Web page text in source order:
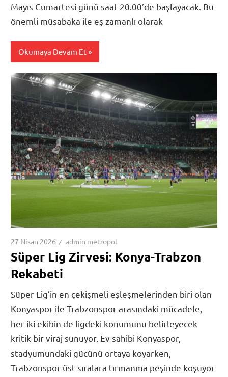
Mayıs Cumartesi günü saat 20.00’de başlayacak. Bu
önemli müsabaka ile eş zamanlı olarak
Okumaya Devam Et
27 Nisan 2026 admin metropol
Süper Lig Zirvesi: Konya-Trabzon
Rekabeti
Süper Lig’in en çekişmeli eşleşmelerinden biri olan
Konyaspor ile Trabzonspor arasındaki mücadele,
her iki ekibin de ligdeki konumunu belirleyecek
kritik bir viraj sunuyor. Ev sahibi Konyaspor,
stadyumundaki gücünü ortaya koyarken,
Trabzonspor üst sıralara tırmanma peşinde koşuyor